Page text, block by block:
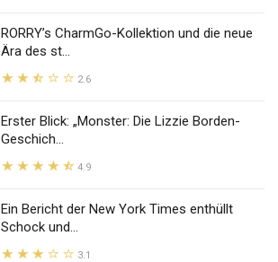
RORRY’s CharmGo-Kollektion und die neue
Ära des st...
2.6
Erster Blick: „Monster: Die Lizzie Borden-
Geschich...
4.9
Ein Bericht der New York Times enthüllt
Schock und...
3.1